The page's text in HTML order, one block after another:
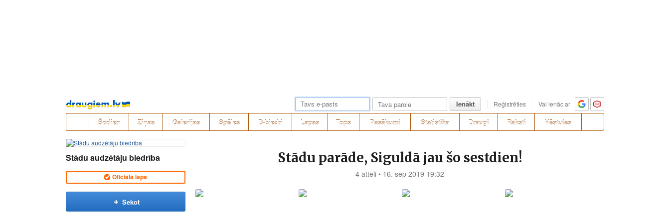
Pāriet
uz
saturu
Ienākt Reģistrēties Vai ienāc ar
Šodien Ziņas Galerijas Spēles D-biedri Lapas Tops Pasākumi Statistika Draugi Raksti Vēstules
Stādu audzētāju biedrība
Oficiālā lapa
Sekot
Stādu parāde, Siguldā jau šo sestdien!
4 attēli • 16. sep 2019 19:32